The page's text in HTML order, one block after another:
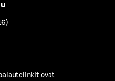
ovat